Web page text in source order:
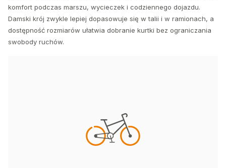
komfort podczas marszu, wycieczek i codziennego dojazdu.
Damski krój zwykle lepiej dopasowuje się w talii i w ramionach, a
dostępność rozmiarów ułatwia dobranie kurtki bez ograniczania
swobody ruchów.